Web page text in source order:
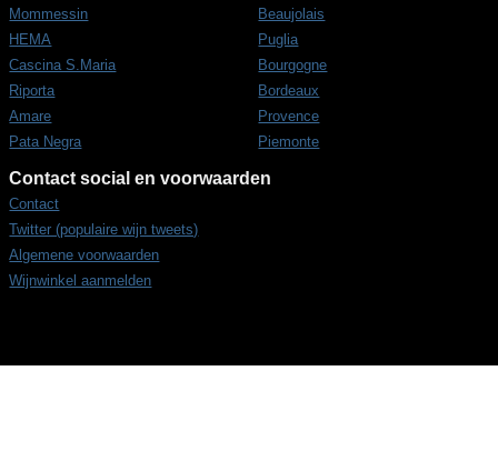
Mommessin
HEMA
Cascina S.Maria
Riporta
Amare
Pata Negra
Beaujolais
Puglia
Bourgogne
Bordeaux
Provence
Piemonte
Contact social en voorwaarden
Contact
Twitter (populaire wijn tweets)
Algemene voorwaarden
Wijnwinkel aanmelden